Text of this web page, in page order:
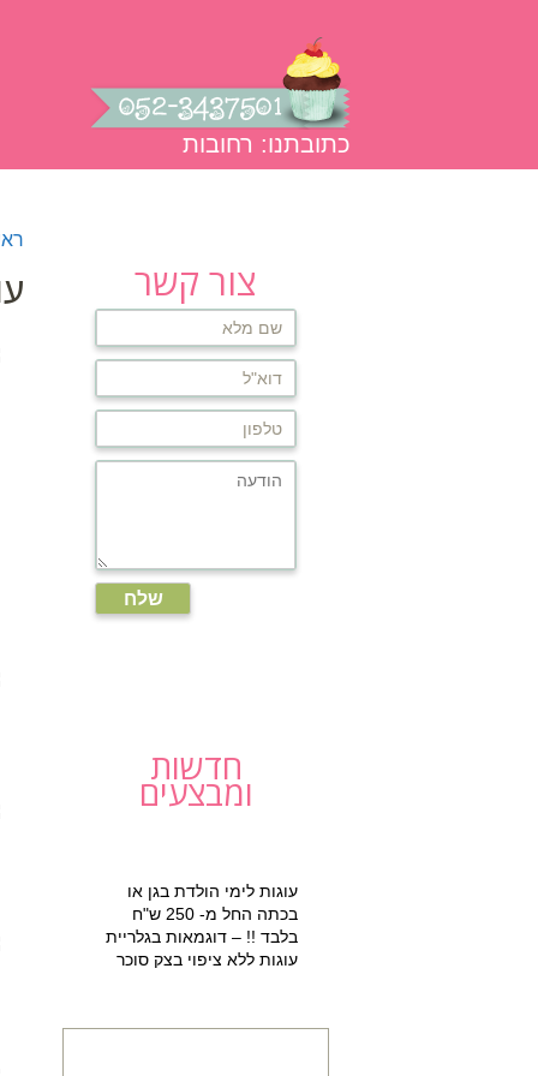
כתובתנו: רחובות
צור קשר
חדשות
ומבצעים
עוגות לימי הולדת בגן או
בכתה החל מ- 250 ש"ח
בלבד !! – דוגמאות בגלריית
עוגות ללא ציפוי בצק סוכר
מתוקה 15% הנחה על עוגת